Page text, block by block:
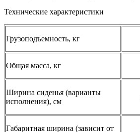
Технические характеристики
Грузоподъемность, кг
Общая масса, кг
Ширина сиденья (варианты
исполнения), см
Габаритная ширина (зависит от